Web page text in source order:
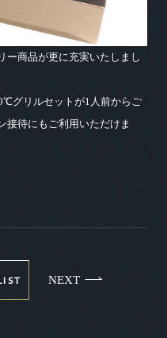
ー商品が更に充実いたしまし
グリルセットが1人前からご
接待にもご利用いただけま
NEXT